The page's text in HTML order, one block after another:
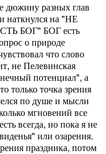
дюжину разных глав
наткнулся на "НЕ
БОГ" БОГ есть
о природе
что слово
не Пелевинская
потенциал", а
только точка зрения
по душе и мысли
мгновений все
всегда, но пока я не
или озарения.
праздника, потом